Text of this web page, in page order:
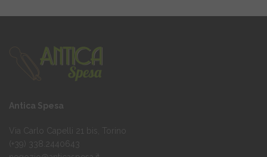
Antica Spesa
Via Carlo Capelli 21 bis, Torino
(+39) 338.2440643